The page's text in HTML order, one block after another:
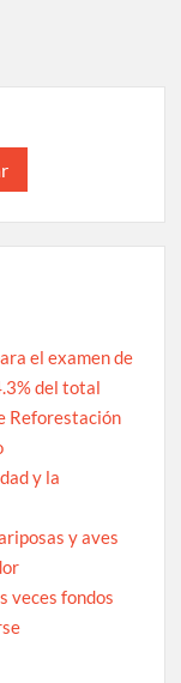
el examen de
del total
Reforestación
y la
y aves
veces fondos